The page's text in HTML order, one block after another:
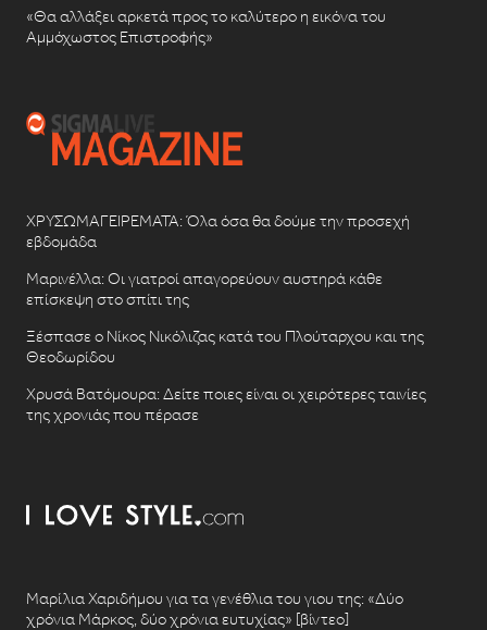
«Θα αλλάξει αρκετά προς το καλύτερο η εικόνα του
Αμμόχωστος Επιστροφής»
ΧΡΥΣΩΜΑΓΕΙΡΕΜΑΤΑ: Όλα όσα θα δούμε την προσεχή
εβδομάδα
Μαρινέλλα: Οι γιατροί απαγορεύουν αυστηρά κάθε
επίσκεψη στο σπίτι της
Ξέσπασε ο Νίκος Νικόλιζας κατά του Πλούταρχου και της
Θεοδωρίδου
Χρυσά Βατόμουρα: Δείτε ποιες είναι οι χειρότερες ταινίες
της χρονιάς που πέρασε
Μαρίλια Χαριδήμου για τα γενέθλια του γιου της: «Δύο
χρόνια Μάρκος, δύο χρόνια ευτυχίας» [βίντεο]